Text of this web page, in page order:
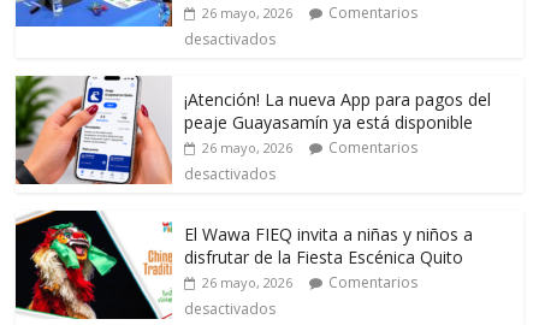
26 mayo, 2026
Comentarios
desactivados
¡Atención! La nueva App para pagos del
peaje Guayasamín ya está disponible
26 mayo, 2026
Comentarios
desactivados
El Wawa FIEQ invita a niñas y niños a
disfrutar de la Fiesta Escénica Quito
26 mayo, 2026
Comentarios
desactivados